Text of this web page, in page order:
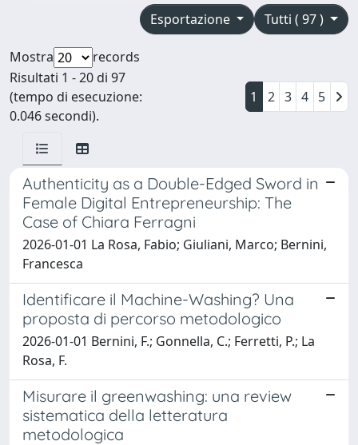
Tutti ( 97 )
Esportazione
Mostra
records
Risultati 1 - 20 di 97
(tempo di esecuzione:
0.046 secondi).
1 2 3 4 5
Authenticity as a Double-Edged Sword in
Female Digital Entrepreneurship: The
Case of Chiara Ferragni
2026-01-01 La Rosa, Fabio; Giuliani, Marco; Bernini,
Francesca
Identificare il Machine-Washing? Una
proposta di percorso metodologico
2026-01-01 Bernini, F.; Gonnella, C.; Ferretti, P.; La
Rosa, F.
Misurare il greenwashing: una review
sistematica della letteratura
metodologica